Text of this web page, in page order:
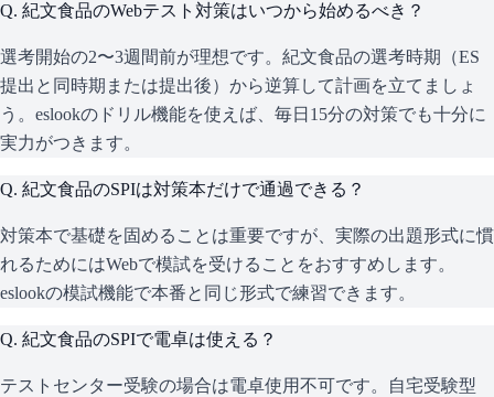
Q. 紀文食品のWebテスト対策はいつから始めるべき？
選考開始の2〜3週間前が理想です。紀文食品の選考時期（ES
提出と同時期または提出後）から逆算して計画を立てましょ
う。eslookのドリル機能を使えば、毎日15分の対策でも十分に
実力がつきます。
Q. 紀文食品のSPIは対策本だけで通過できる？
対策本で基礎を固めることは重要ですが、実際の出題形式に慣
れるためにはWebで模試を受けることをおすすめします。
eslookの模試機能で本番と同じ形式で練習できます。
Q. 紀文食品のSPIで電卓は使える？
テストセンター受験の場合は電卓使用不可です。自宅受験型